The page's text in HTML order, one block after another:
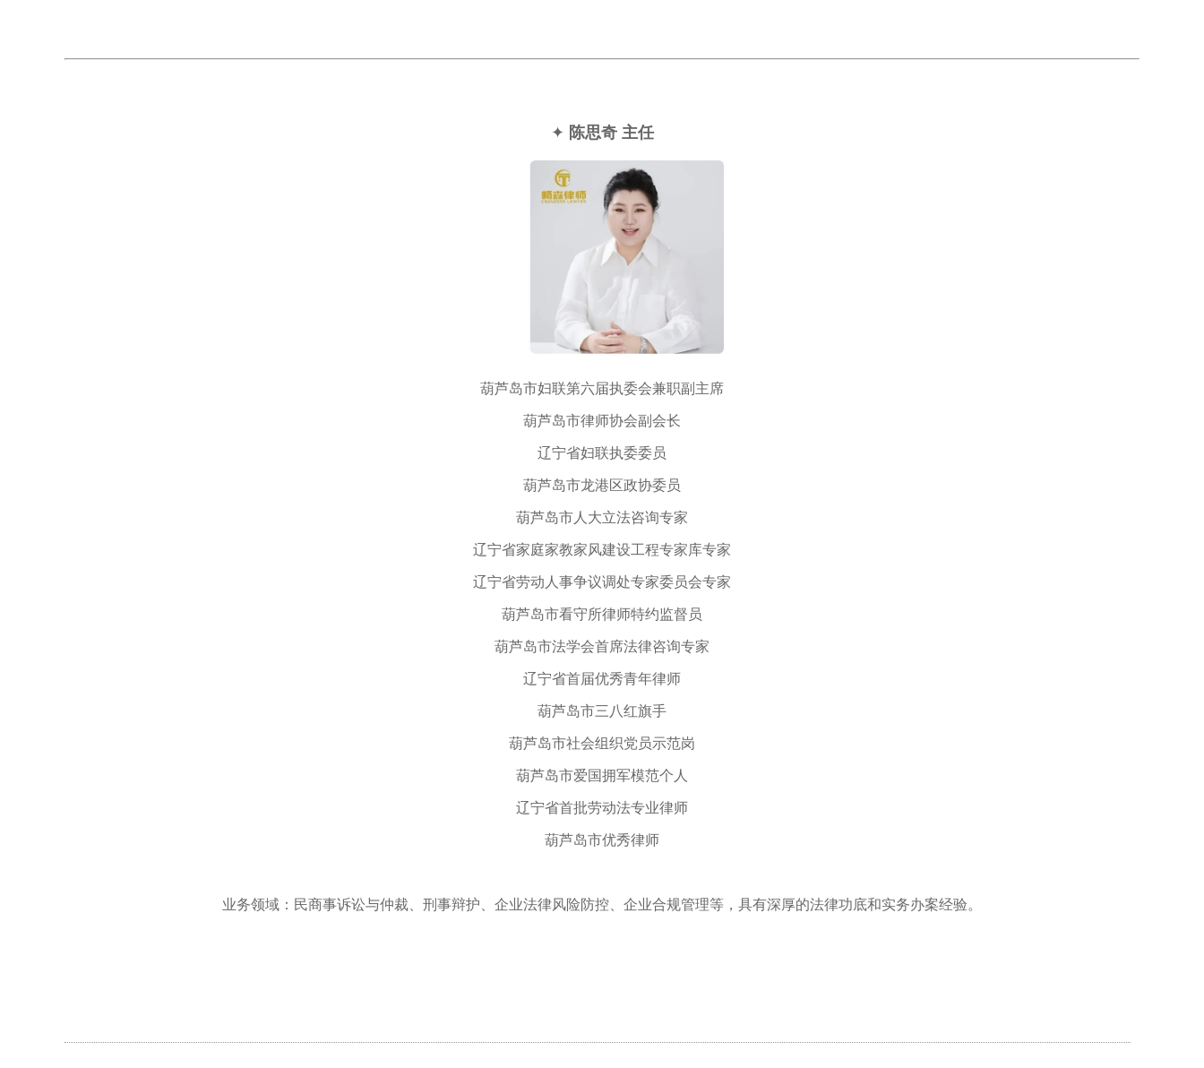
✦ 陈思奇 主任
葫芦岛市妇联第六届执委会兼职副主席
葫芦岛市律师协会副会长
辽宁省妇联执委委员
葫芦岛市龙港区政协委员
葫芦岛市人大立法咨询专家
辽宁省家庭家教家风建设工程专家库专家
辽宁省劳动人事争议调处专家委员会专家
葫芦岛市看守所律师特约监督员
葫芦岛市法学会首席法律咨询专家
辽宁省首届优秀青年律师
葫芦岛市三八红旗手
葫芦岛市社会组织党员示范岗
葫芦岛市爱国拥军模范个人
辽宁省首批劳动法专业律师
葫芦岛市优秀律师
业务领域：民商事诉讼与仲裁、刑事辩护、企业法律风险防控、企业合规管理等，具有深厚的法律功底和实务办案经验。